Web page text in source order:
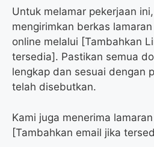
Untuk melamar pekerjaan
mengirimkan berkas
online melalui [Tambahkan
tersedia]. Pastikan semua
lengkap dan sesuai dengan
telah disebutkan.
Kami juga menerima
[Tambahkan email jika